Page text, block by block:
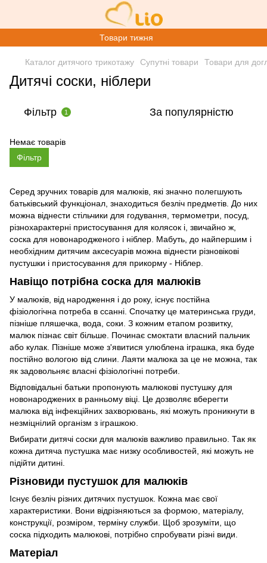
Товари тижня
Каталог дитячого трикотажу Супутні товари Товари для
Дитячі соски, ніблери
Фільтр 1 За популярністю
Немає товарів
Серед зручних товарів для малюків, які значно полегшують
батьківський функціонал, знаходиться безліч предметів. До них
можна віднести стільчики для годування, термометри, посуд,
різнохарактерні пристосування для колясок і, звичайно ж,
соска для новонародженого і ніблер. Мабуть, до найпершим і
необхідним дитячим аксесуарів можна віднести різновікові
пустушки і пристосування для прикорму - Ніблер.
Навіщо потрібна соска для малюків
У малюків, від народження і до року, існує постійна
фізіологічна потреба в ссанні. Спочатку це материнська груди,
пізніше пляшечка, вода, соки. З кожним етапом розвитку,
малюк пізнає світ більше. Починає смоктати власний пальчик
або кулак. Пізніше може з'явитися улюблена іграшка, яка буде
постійно вологою від слини. Лаяти малюка за це не можна, так
як задовольняє власні фізіологічні потреби.
Відповідальні батьки пропонують малюкові пустушку для
новонароджених в ранньому віці. Це дозволяє вберегти
малюка від інфекційних захворювань, які можуть проникнути в
незміцнілий організм з іграшкою.
Вибирати дитячі соски для малюків важливо правильно. Так як
кожна дитяча пустушка має низку особливостей, які можуть не
підійти дитині.
Різновиди пустушок для малюків
Існує безліч різних дитячих пустушок. Кожна має свої
характеристики. Вони відрізняються за формою, матеріалу,
конструкції, розміром, терміну служби. Щоб зрозуміти, що
соска підходить малюкові, потрібно спробувати різні види.
Матеріал
Фільтр